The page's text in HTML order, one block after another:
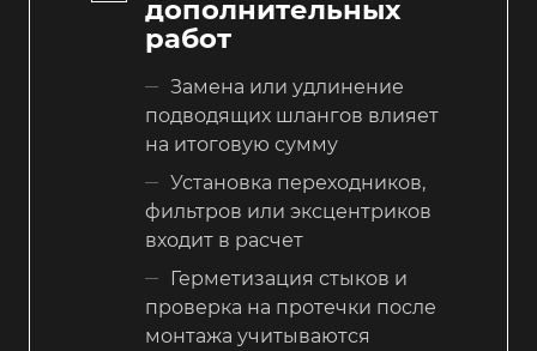
дополнительных
работ
Замена или удлинение
подводящих шлангов влияет
на итоговую сумму
Установка переходников,
фильтров или эксцентриков
входит в расчет
Герметизация стыков и
проверка на протечки после
монтажа учитываются